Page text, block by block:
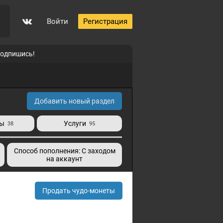
Войти Регистрация
Добавить новый раздел
38 Услуги 95
Способ пополнения: С заходом
на аккаунт
Продать чудо-монеты